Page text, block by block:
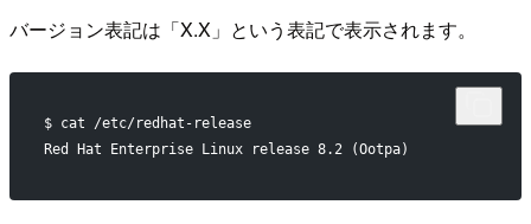
バージョン表記は「X.X」という表記で表示されます。
$ cat /etc/redhat-release
Red Hat Enterprise Linux release 8.2 (Ootpa)